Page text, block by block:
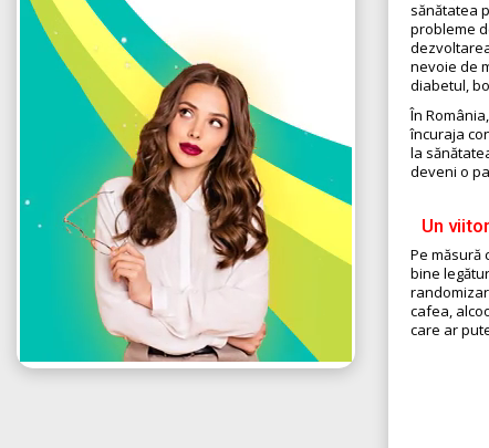
sănătatea
probleme
nevoie de
diabetul,
În
încuraja
la
deveni o
Un
Pe măsură
bine
cafea,
care ar